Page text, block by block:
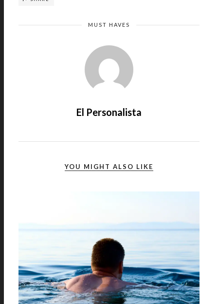
MUST HAVES
El Personalista
YOU MIGHT ALSO LIKE